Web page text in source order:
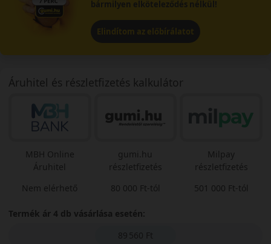
bármilyen elköteleződés nélkül!
Elindítom az előbírálatot
Áruhitel és részletfizetés kalkulátor
MBH Online
Áruhitel
Nem elérhető
gumi.hu
részletfizetés
80 000 Ft-tól
Milpay
részletfizetés
501 000 Ft-tól
Termék ár 4 db vásárlása esetén:
89 560 Ft